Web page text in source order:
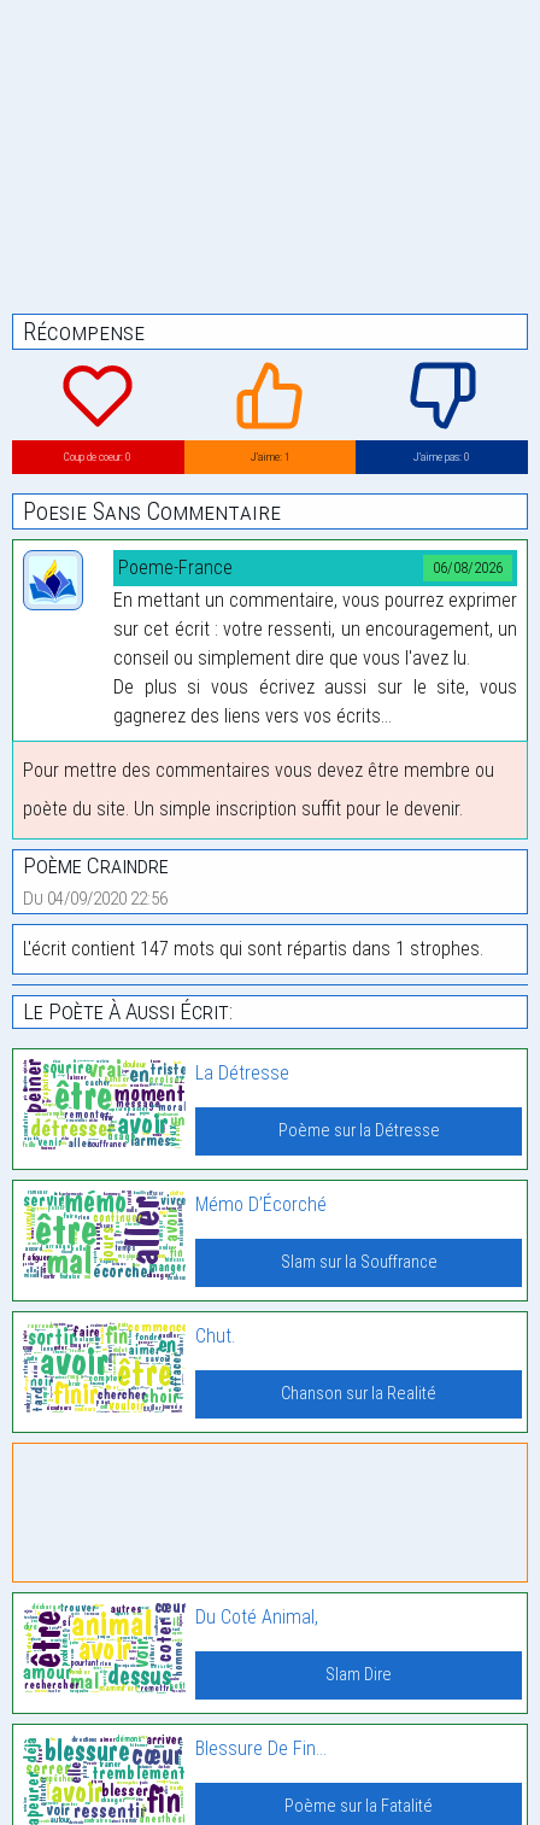
Récompense
Coup de coeur: 0 J’aime: 1 J’aime pas: 0
Poesie Sans Commentaire
06/08/2026
Poeme-France
En mettant un commentaire, vous pourrez exprimer
sur cet écrit : votre ressenti, un encouragement, un
conseil ou simplement dire que vous l'avez lu.
De plus si vous écrivez aussi sur le site, vous
gagnerez des liens vers vos écrits...
Pour mettre des commentaires vous devez être membre ou
poète du site. Un simple inscription suffit pour le devenir.
Poème Craindre
Du 04/09/2020 22:56
L'écrit contient 147 mots qui sont répartis dans 1 strophes.
Le Poète À Aussi Écrit:
La Détresse
Poème sur la Détresse
Mémo D’Écorché
Slam sur la Souffrance
Chut.
Chanson sur la Realité
Du Coté Animal,
Slam Dire
Blessure De Fin…
Poème sur la Fatalité